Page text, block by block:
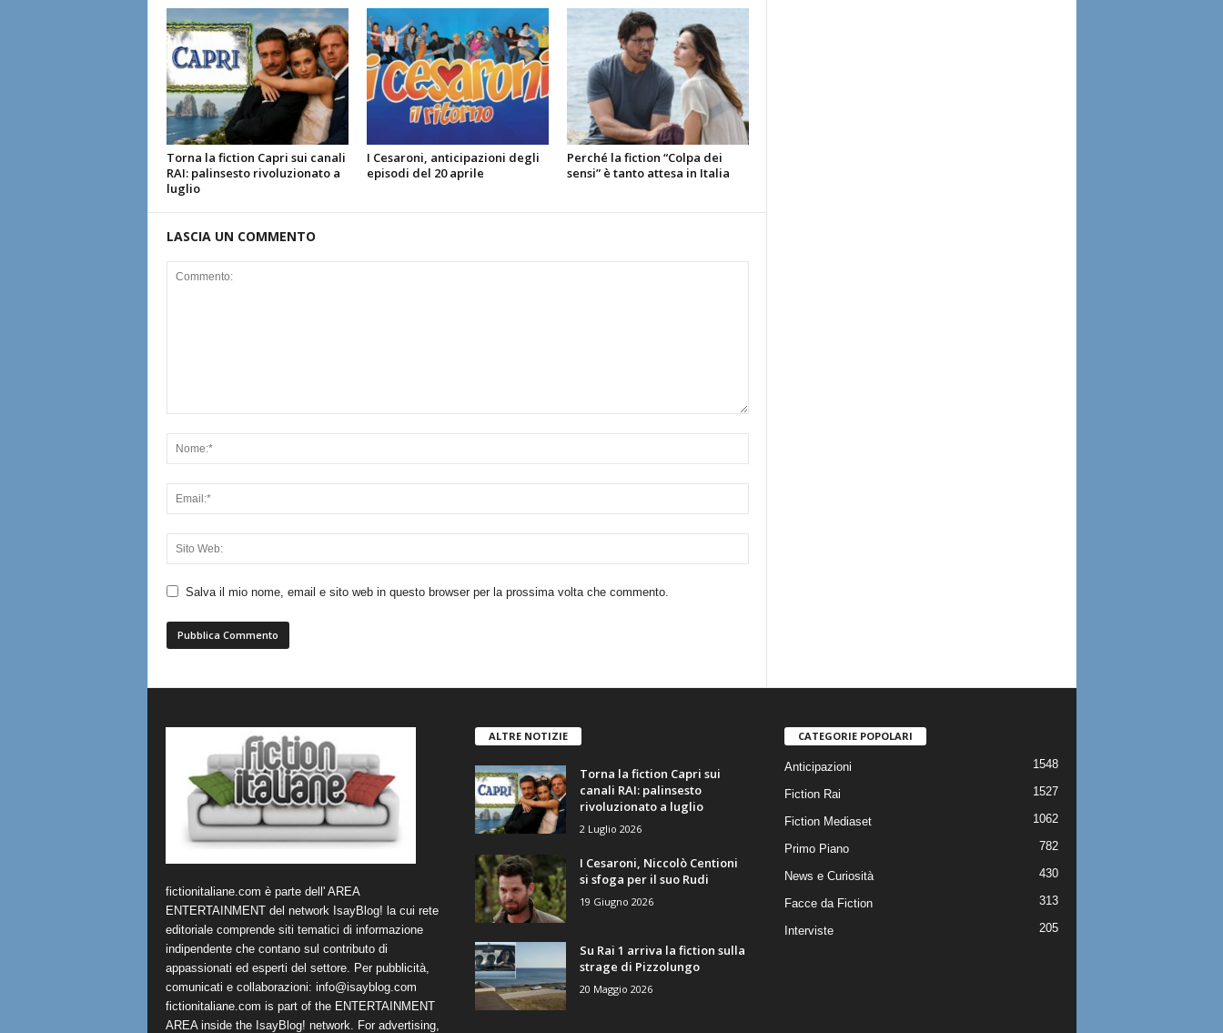
Torna la fiction Capri sui canali
RAI: palinsesto rivoluzionato a
luglio
I Cesaroni, anticipazioni degli
episodi del 20 aprile
Perché la fiction “Colpa dei
sensi” è tanto attesa in Italia
LASCIA UN COMMENTO
Salva il mio nome, email e sito web in questo browser per la prossima volta che commento.
fictionitaliane.com è parte dell' AREA
ENTERTAINMENT del network IsayBlog! la cui rete
editoriale comprende siti tematici di informazione
indipendente che contano sul contributo di
appassionati ed esperti del settore. Per pubblicità,
comunicati e collaborazioni: info@isayblog.com
fictionitaliane.com is part of the ENTERTAINMENT
AREA inside the IsayBlog! network. For advertising,
ALTRE NOTIZIE
Torna la fiction Capri sui
canali RAI: palinsesto
rivoluzionato a luglio
2 Luglio 2026
I Cesaroni, Niccolò Centioni
si sfoga per il suo Rudi
19 Giugno 2026
Su Rai 1 arriva la fiction sulla
strage di Pizzolungo
20 Maggio 2026
CATEGORIE POPOLARI
Anticipazioni 1548
Fiction Rai 1527
Fiction Mediaset 1062
Primo Piano 782
News e Curiosità 430
Facce da Fiction 313
Interviste 205